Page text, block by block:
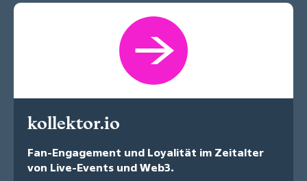
kollektor.io
Fan-Engagement und Loyalität im Zeitalter
von Live-Events und Web3.